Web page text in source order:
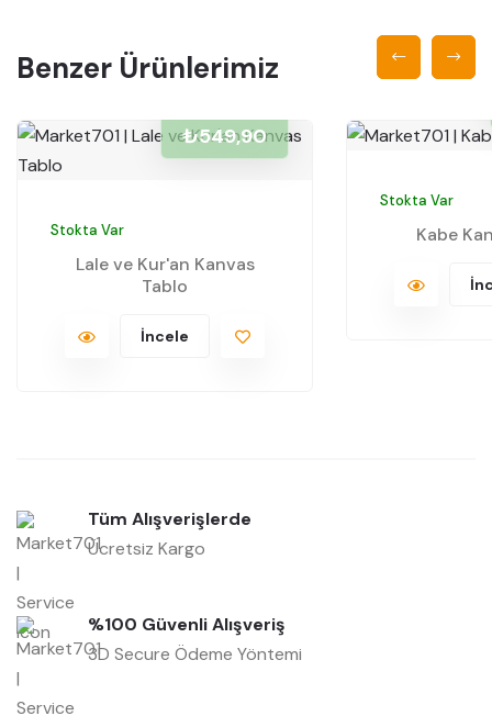
Benzer Ürünlerimiz
Stokta Var
₺549,90
Lale ve Kur'an Kanvas
Tablo
İncele
Stokta Var
Kabe
Tüm Alışverişlerde
Ücretsiz Kargo
%100 Güvenli Alışveriş
3D Secure Ödeme Yöntemi